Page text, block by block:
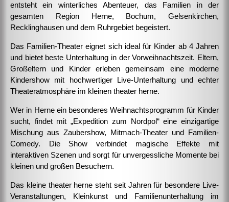
entsteht ein winterliches Abenteuer, das Familien in der
gesamten Region Herne, Bochum, Gelsenkirchen,
Recklinghausen und dem Ruhrgebiet begeistert.
Das Familien-Theater eignet sich ideal für Kinder ab 4 Jahren
und bietet beste Unterhaltung in der Vorweihnachtszeit. Eltern,
Großeltern und Kinder erleben gemeinsam eine moderne
Kindershow mit hochwertiger Live-Unterhaltung und echter
Theateratmosphäre im kleinen theater herne.
Wer in Herne ein besonderes Weihnachtsprogramm für Kinder
sucht, findet mit „Expedition zum Nordpol“ eine einzigartige
Mischung aus Zaubershow, Mitmach-Theater und Familien-
Comedy. Die Show verbindet magische Effekte mit
interaktiven Szenen und sorgt für unvergessliche Momente bei
kleinen und großen Besuchern.
Das kleine theater herne steht seit Jahren für besondere Live-
Veranstaltungen, Kleinkunst und Familienunterhaltung im